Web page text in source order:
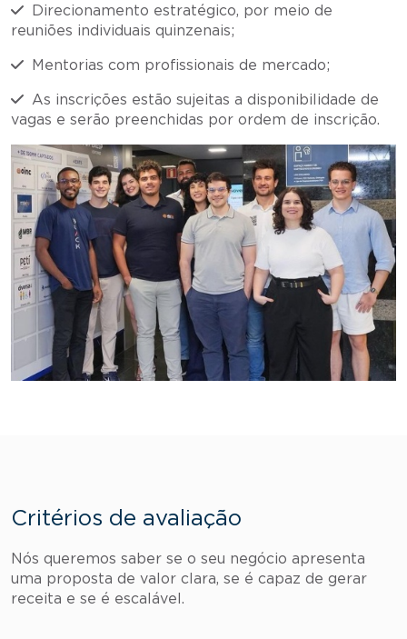
Direcionamento estratégico, por meio de
reuniões individuais quinzenais;
Mentorias com profissionais de mercado;
As inscrições estão sujeitas a disponibilidade de
vagas e serão preenchidas por ordem de inscrição.
Critérios de avaliação
Nós queremos saber se o seu negócio apresenta
uma proposta de valor clara, se é capaz de gerar
receita e se é escalável.